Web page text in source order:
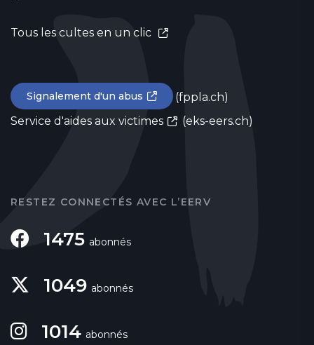
Tous les cultes en un clic
Signalement d'un abus
(fppla.ch)
Service d'aides aux victimes
(eks-eers.ch)
RESTEZ CONNECTÉS AVEC L’EERV
1475 abonnés
1049 abonnés
1014 abonnés